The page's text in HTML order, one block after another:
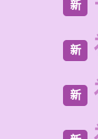
新
新
新